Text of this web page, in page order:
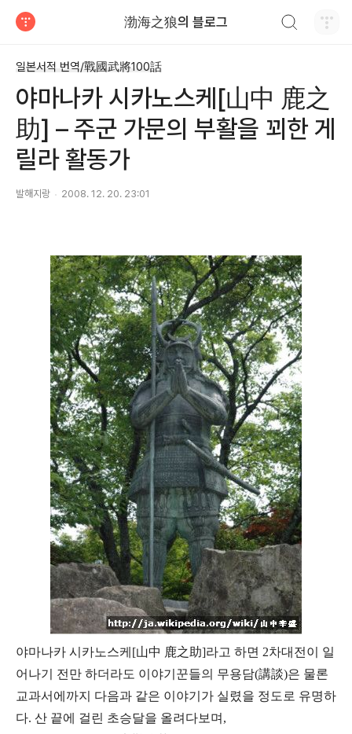
渤海之狼의 블로그
일본서적 번역/戰國武將100話
야마나카 시카노스케[山中 鹿之
助] – 주군 가문의 부활을 꾀한 게
릴라 활동가
발해지랑 2008. 12. 20. 23:01
야마나카 시카노스케[山中 鹿之助]라고 하면 2차대전이 일
어나기 전만 하더라도 이야기꾼들의 무용담(講談)은 물론
교과서에까지 다음과 같은 이야기가 실렸을 정도로 유명하
다. 산 끝에 걸린 초승달을 올려다보며,